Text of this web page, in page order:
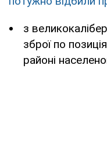
з
зброї по
районі